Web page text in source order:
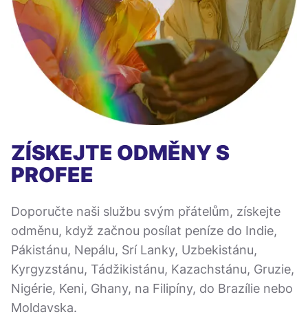
ZÍSKEJTE ODMĚNY S
PROFEE
Doporučte naši službu svým přátelům, získejte
odměnu, když začnou posílat peníze do Indie,
Pákistánu, Nepálu, Srí Lanky, Uzbekistánu,
Kyrgyzstánu, Tádžikistánu, Kazachstánu, Gruzie,
Nigérie, Keni, Ghany, na Filipíny, do Brazílie nebo
Moldavska.